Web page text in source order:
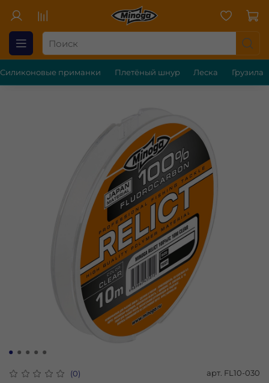
Силиконовые приманки Плетёный шнур Леска Грузила
(0) арт. FL10-030